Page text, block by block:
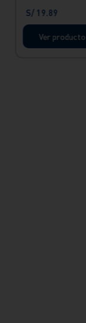
S/ 19.89
Ver producto